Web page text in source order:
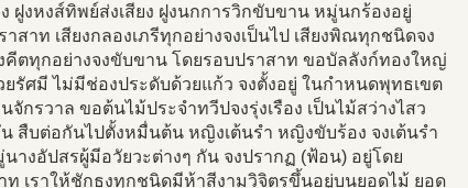
ฝูงหงส์ทิพย์ส่งเสียง ฝูงนกการวิกขับขาน หมู่นกร้องอยู่
าสาท เสียงกลองเภรีทุกอย่างจงเป็นไป เสียงพิณทุกชนิดจง
คีตทุกอย่างจงขับขาน โดยรอบปราสาท ขอบัลลังก์ทองใหญ่
รัศมี ไม่มีช่องประดับด้วยแก้ว จงตั้งอยู่ ในกำหนดพุทธเขต
จักรวาล ขอต้นไม้ประจำทวีปจงรุ่งเรือง เป็นไม้สว่างไสว
น สืบต่อกันไปตั้งหมื่นต้น หญิงเต้นรำ หญิงขับร้อง จงเต้นรำ
างอัปสรผู้มีอวัยวะต่างๆ กัน จงปรากฏ (ฟ้อน) อยู่โดย
ท เราให้ชักธงทุกชนิดมีห้าสีงามวิจิตรขึ้นอยู่บนยอดไม้ ยอด